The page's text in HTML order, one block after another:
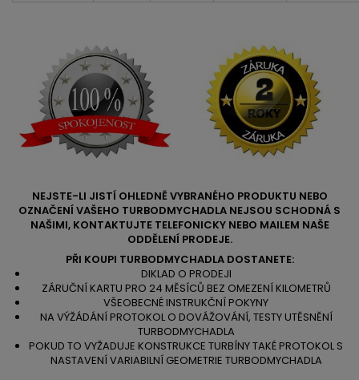
NEJSTE-LI JISTÍ OHLEDNĚ VYBRANÉHO PRODUKTU NEBO
OZNAČENÍ VAŠEHO TURBODMYCHADLA NEJSOU SCHODNÁ S
NAŠIMI, KONTAKTUJTE TELEFONICKY NEBO MAILEM NAŠE
ODDĚLENÍ PRODEJE.
PŘI KOUPI TURBODMYCHADLA DOSTANETE:
DIKLAD O PRODEJI
ZÁRUČNÍ KARTU PRO 24 MĚSÍCŮ BEZ OMEZENÍ KILOMETRŮ
VŠEOBECNÉ INSTRUKČNÍ POKYNY
NA VÝŽÁDÁNÍ PROTOKOL O DOVÁŽOVÁNÍ, TESTY UTĚSNĚNÍ
TURBODMYCHADLA
POKUD TO VYŽADUJE KONSTRUKCE TURBÍNY TAKÉ PROTOKOL S
NASTAVENÍ VARIABILNÍ GEOMETRIE TURBODMYCHADLA